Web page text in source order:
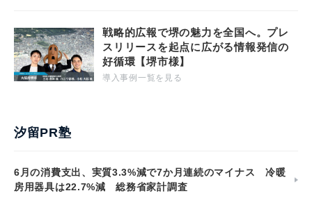
戦略的広報で堺の魅力を全国へ。プレ
スリリースを起点に広がる情報発信の
好循環【堺市様】
導入事例一覧を見る
汐留PR塾
6月の消費支出、実質3.3%減で7か月連続のマイナス 冷暖
房用器具は22.7%減 総務省家計調査